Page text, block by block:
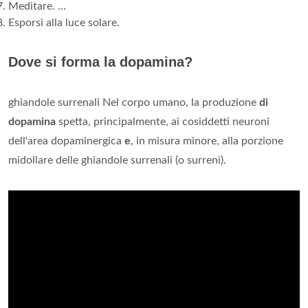
Meditare. ...
Esporsi alla luce solare.
Dove si forma la dopamina?
ghiandole surrenali Nel corpo umano, la produzione di
dopamina spetta, principalmente, ai cosiddetti neuroni
dell'area dopaminergica e, in misura minore, alla porzione
midollare delle ghiandole surrenali (o surreni).